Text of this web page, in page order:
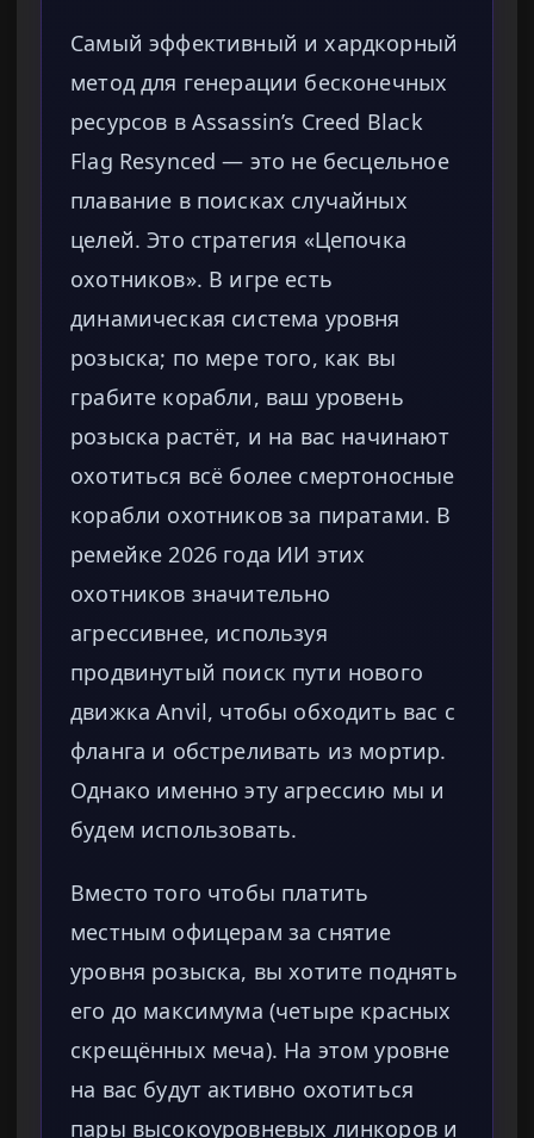
Самый эффективный и хардкорный
метод для генерации бесконечных
ресурсов в Assassin’s Creed Black
Flag Resynced — это не бесцельное
плавание в поисках случайных
целей. Это стратегия «Цепочка
охотников». В игре есть
динамическая система уровня
розыска; по мере того, как вы
грабите корабли, ваш уровень
розыска растёт, и на вас начинают
охотиться всё более смертоносные
корабли охотников за пиратами. В
ремейке 2026 года ИИ этих
охотников значительно
агрессивнее, используя
продвинутый поиск пути нового
движка Anvil, чтобы обходить вас с
фланга и обстреливать из мортир.
Однако именно эту агрессию мы и
будем использовать.
Вместо того чтобы платить
местным офицерам за снятие
уровня розыска, вы хотите поднять
его до максимума (четыре красных
скрещённых меча). На этом уровне
на вас будут активно охотиться
пары высокоуровневых линкоров и